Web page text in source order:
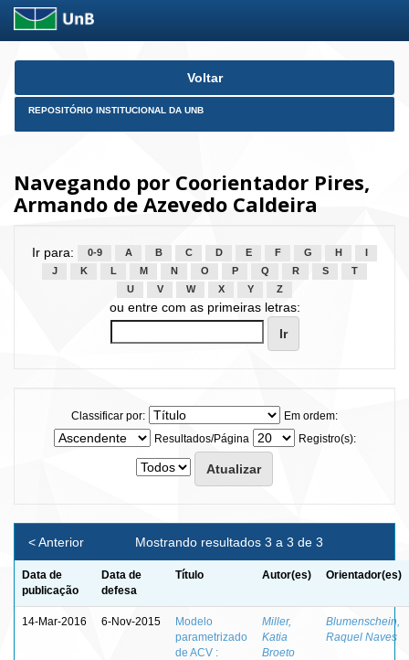
Skip
Voltar
REPOSITÓRIO INSTITUCIONAL DA UNB
Navegando por Coorientador Pires,
Armando de Azevedo Caldeira
Ir para: 0-9 A B C D E F G H
J
K L M N O P Q R S
T
U
V W X Y Z
ou entre com as primeiras letras:
Classificar por:
Em ordem:
Resultados/Página
Registro(s):
Mostrando resultados 3 a 3 de 3
< Anterior
Data de
publicação
Data de
defesa
Título Autor(es) Orientador(es)
14-Mar-2016 6-Nov-2015
Modelo
parametrizado
de ACV :
Miller,
Katia
Broeto
Blumenschein,
Raquel Naves